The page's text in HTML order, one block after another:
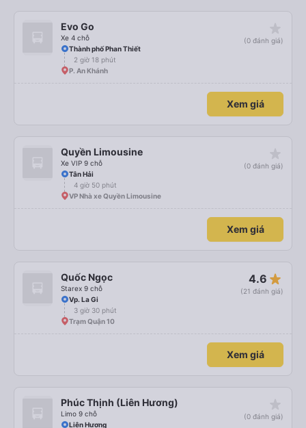
Evo Go
Xe 4 chỗ
(0 đánh giá)
Thành phố Phan Thiết
2 giờ 18 phút
P. An Khánh
Xem giá
Quyền Limousine
Xe VIP 9 chỗ
(0 đánh giá)
Tân Hải
4 giờ 50 phút
VP Nhà xe Quyền Limousine
Xem giá
Quốc Ngọc
Starex 9 chỗ
4.6 star_rate
(21 đánh giá)
Vp. La Gi
3 giờ 30 phút
Trạm Quận 10
Xem giá
Phúc Thịnh (Liên Hương)
Limo 9 chỗ
(0 đánh giá)
Liên Hương